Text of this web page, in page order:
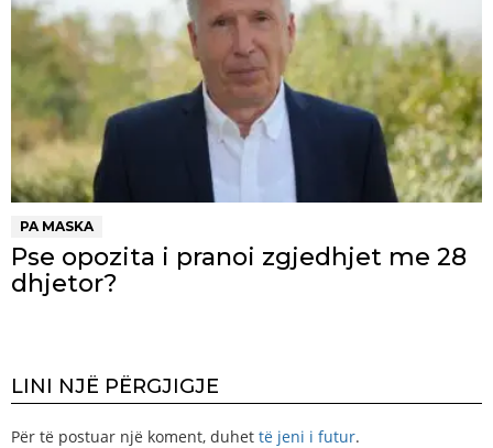
PA MASKA
Pse opozita i pranoi zgjedhjet me 28
dhjetor?
LINI NJË PËRGJIGJE
Për të postuar një koment, duhet të jeni i futur.